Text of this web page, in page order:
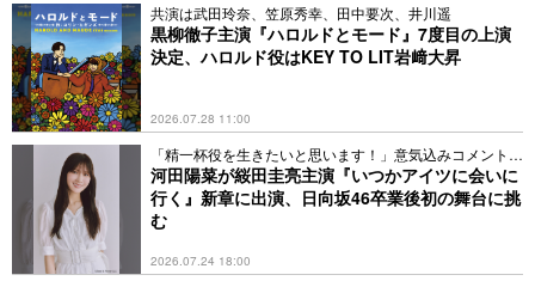
共演は武田玲奈、笠原秀幸、田中要次、井川遥
黒柳徹子主演『ハロルドとモード』7度目の上演
決定、ハロルド役はKEY TO LIT岩﨑大昇
2026.07.28 11:00
「精一杯役を生きたいと思います！」意気込みコメントも
到着
河田陽菜が䋝田圭亮主演『いつかアイツに会いに
行く』新章に出演、日向坂46卒業後初の舞台に挑
む
2026.07.24 18:00